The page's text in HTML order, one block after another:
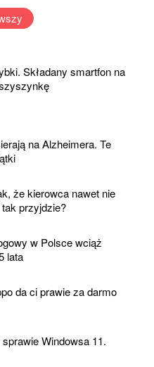
Składany smartfon na
na Alzheimera. Te
że kierowca nawet nie
przyjdzie?
w Polsce wciąż
lata
da ci prawie za darmo
Windowsa 11.